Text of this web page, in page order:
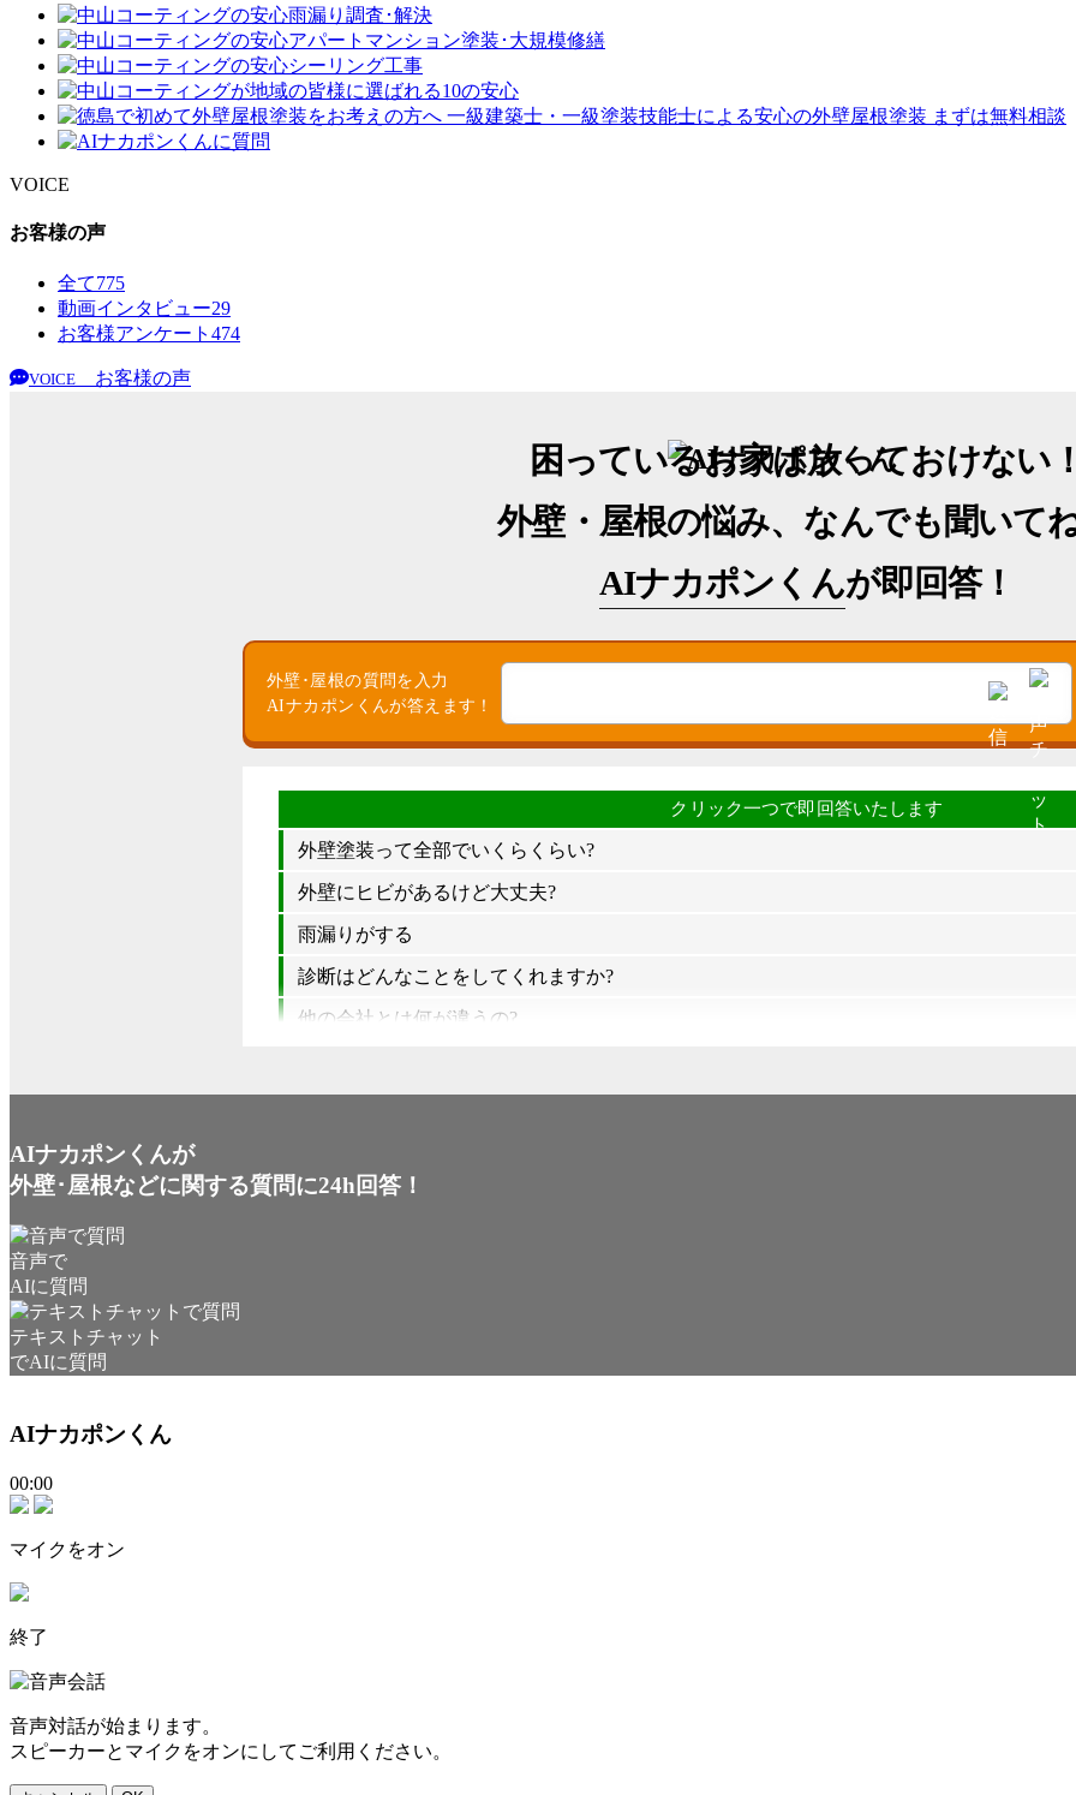
VOICE
お客様の声
全て775
動画インタビュー29
お客様アンケート 474
VOICE お客様の声
困っているお家は放っておけない
外壁・屋根の悩み、なんでも聞いて
AIナカポンくんが即回答！
外壁･屋根の質問を入力
AIナカポンくんが答えます！
外壁塗装って全部でいくらくらい?
外壁にヒビがあるけど大丈夫?
雨漏りがする
診断はどんなことをしてくれますか?
他の会社とは何が違うの?
AIナカポンくんが
外壁･屋根などに関する質問に24h回答！
音声で
AIに質問
テキストチャット
でAIに質問
AIナカポンくん
00:00
マイクをオン
終了
音声対話が始まります。
スピーカーとマイクをオンにしてご利用ください。